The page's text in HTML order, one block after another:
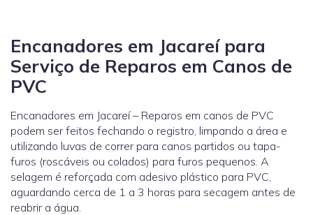
Encanadores em Jacareí para
Serviço de Reparos em Canos de
PVC
Encanadores em Jacareí – Reparos em canos de PVC
podem ser feitos fechando o registro, limpando a área e
utilizando luvas de correr para canos partidos ou tapa-
furos (roscáveis ou colados) para furos pequenos. A
selagem é reforçada com adesivo plástico para PVC,
aguardando cerca de 1 a 3 horas para secagem antes de
reabrir a água.